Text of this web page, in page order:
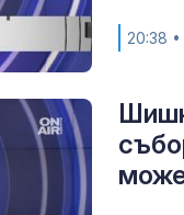
20:38